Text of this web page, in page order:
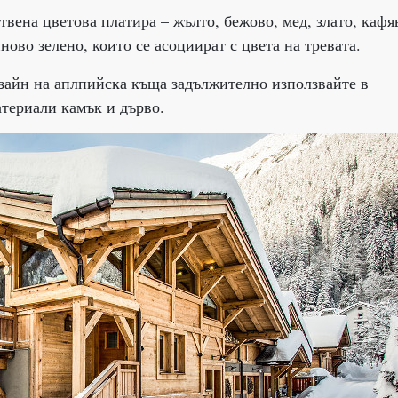
цветова платира – жълто, бежово, мед, злато,
зелено, които се асоциират с цвета на тревата.
на аплпийска къща задължително използвайте в
камък и дърво.